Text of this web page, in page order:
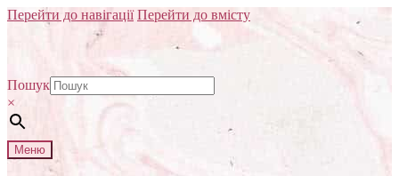
Перейти до навігації Перейти до вмісту
Пошук
×
Меню